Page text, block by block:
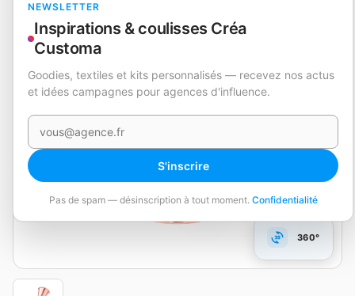
NEWSLETTER
Inspirations & coulisses Créa
Customa
Goodies, textiles et kits personnalisés — recevez nos actus
et idées campagnes pour agences d'influence.
Votre e-mail
S'inscrire
Pas de spam — désinscription à tout moment. Confidentialité
360°